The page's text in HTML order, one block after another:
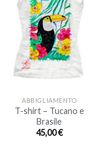
ABBIGLIAMENTO
T-shirt – Tucano e
Brasile
45,00€